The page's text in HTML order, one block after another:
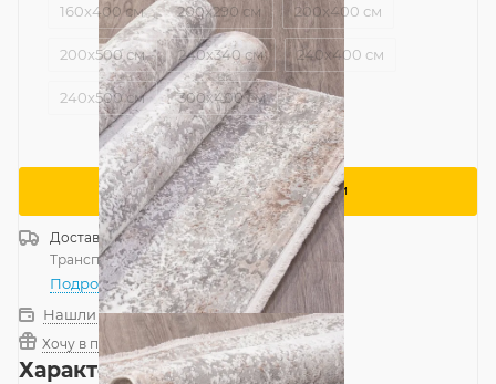
160x400 см 200x290 см 200x400 см
200x500 см 240x340 см 240x400 см
240x500 см 300x400 см
Сообщить о поступлении
ДоставкаРоссия
Транспортной компанией—бесплатно
Подробнее
Нашли дешевле?
Хочу в подарок
Характеристики